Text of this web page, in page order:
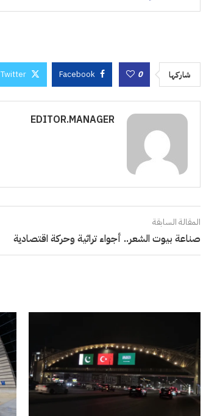
شاركها 0
Facebook
Twitter
EDITOR.MANAGER
المقالة السابقة
صناعة بيوت الشعر.. أجواء تراثية وحركة اقتصادية